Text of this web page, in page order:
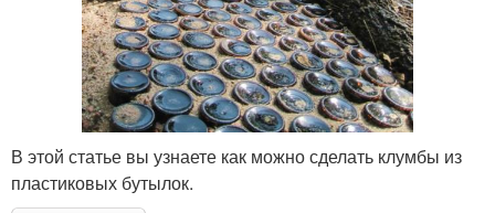
В этой статье вы узнаете как можно сделать клумбы из
пластиковых бутылок.